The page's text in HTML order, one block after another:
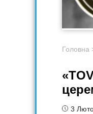
Головна
3